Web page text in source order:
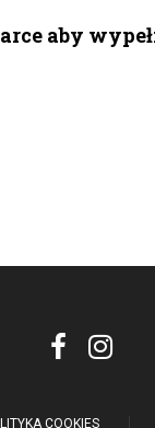
aby
COOKIES